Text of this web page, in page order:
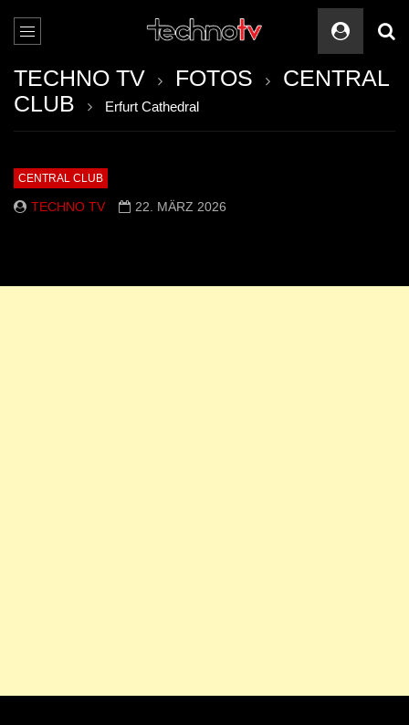
TECHNO TV FOTOS
CENTRAL
CLUB
Erfurt Cathedral
CENTRAL CLUB
TECHNO TV 22. MÄRZ 2026